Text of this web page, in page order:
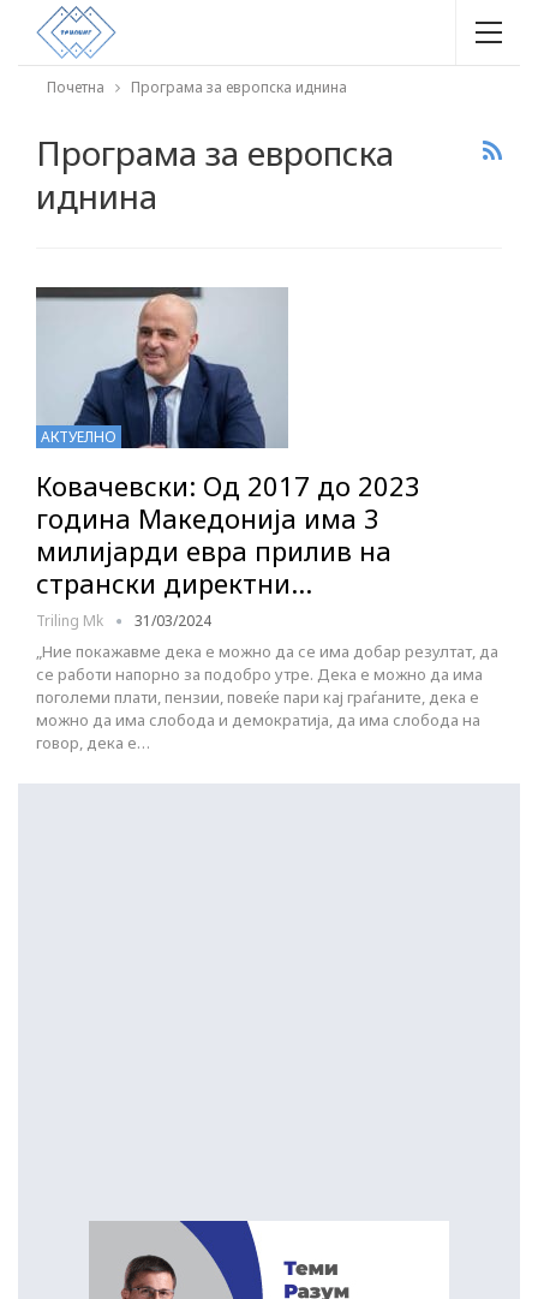
Почетна Програма за европска иднина
Програма за европска
иднина
АКТУЕЛНО
Ковачевски: Од 2017 до 2023
година Македонија има 3
милијарди евра прилив на
странски директни…
Triling Mk 31/03/2024
„Ние покажавме дека е можно да се има добар резултат, да
се работи напорно за подобро утре. Дека е можно да има
поголеми плати, пензии, повеќе пари кај граѓаните, дека е
можно да има слобода и демократија, да има слобода на
говор, дека е…